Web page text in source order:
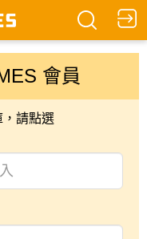
會員
請點選